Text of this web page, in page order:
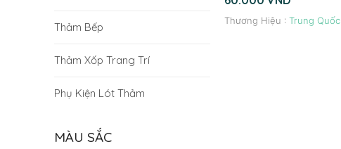
Thảm Bếp
Thảm Xốp Trang Trí
Phụ Kiện Lót Thảm
MÀU SẮC
Thương Hiệu :Trung Quốc